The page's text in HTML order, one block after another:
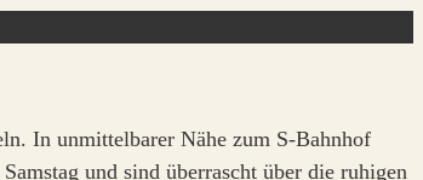
In unmittelbarer Nähe zum S-Bahnhof
und sind überrascht über die ruhigen